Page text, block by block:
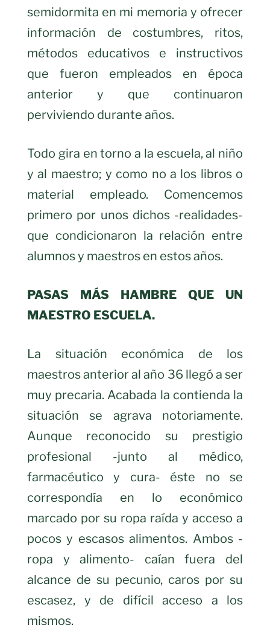
semidormita en mi memoria y ofrecer
información de costumbres, ritos,
métodos educativos e instructivos
que fueron empleados en época
anterior y que continuaron
perviviendo durante años.
Todo gira en torno a la escuela, al niño
y al maestro; y como no a los libros o
material empleado. Comencemos
primero por unos dichos -realidades-
que condicionaron la relación entre
alumnos y maestros en estos años.
PASAS MÁS HAMBRE QUE UN
MAESTRO ESCUELA.
La situación económica de los
maestros anterior al año 36 llegó a ser
muy precaria. Acabada la contienda la
situación se agrava notoriamente.
Aunque reconocido su prestigio
profesional -junto al médico,
farmacéutico y cura- éste no se
correspondía en lo económico
marcado por su ropa raída y acceso a
pocos y escasos alimentos. Ambos -
ropa y alimento- caían fuera del
alcance de su pecunio, caros por su
escasez, y de difícil acceso a los
mismos.